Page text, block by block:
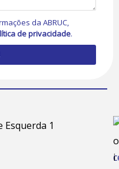
da ABRUC,
de privacidade.